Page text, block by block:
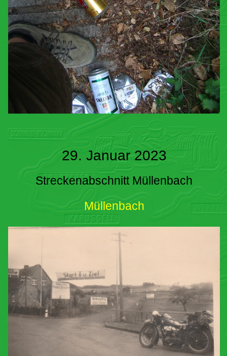
29. Januar 2023
Streckenabschnitt Müllenbach
Müllenbach